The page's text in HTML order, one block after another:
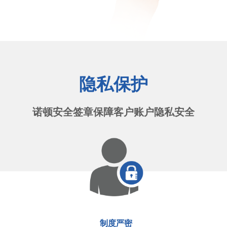
隐私保护
诺顿安全签章保障客户账户隐私安全
制度严密